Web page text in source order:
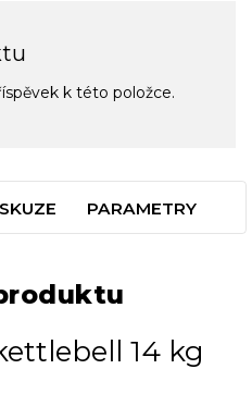
k této položce.
PARAMETRY
14 kg